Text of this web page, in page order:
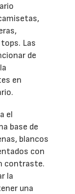
Las
de
en
el
base de
blancos
con
contraste.
la
una